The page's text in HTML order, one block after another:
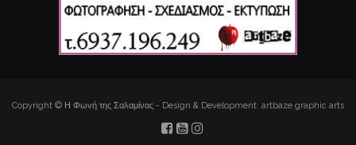
Copyright © Η Φωνή της Σαλαμίνας - Design & Development: artbaze graphic arts